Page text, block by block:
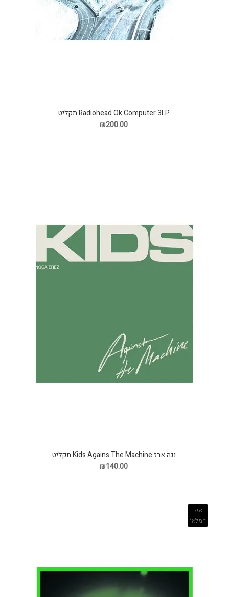
Radiohead Ok Computer 3LP תקליט
₪200.00
נגה ארז Kids Agains The Machine תקליט
₪140.00
אזל
המלאי